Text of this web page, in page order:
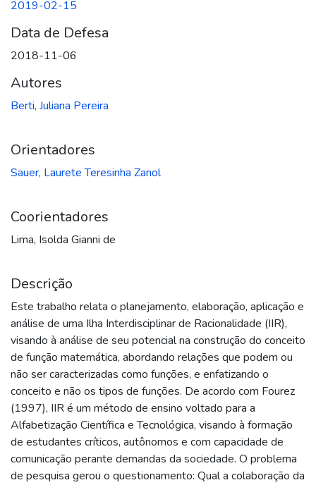
2019-02-15
Data de Defesa
2018-11-06
Autores
Berti, Juliana Pereira
Orientadores
Sauer, Laurete Teresinha Zanol
Coorientadores
Lima, Isolda Gianni de
Descrição
Este trabalho relata o planejamento, elaboração, aplicação e
análise de uma Ilha Interdisciplinar de Racionalidade (IIR),
visando à análise de seu potencial na construção do conceito
de função matemática, abordando relações que podem ou
não ser caracterizadas como funções, e enfatizando o
conceito e não os tipos de funções. De acordo com Fourez
(1997), IIR é um método de ensino voltado para a
Alfabetização Científica e Tecnológica, visando à formação
de estudantes críticos, autônomos e com capacidade de
comunicação perante demandas da sociedade. O problema
de pesquisa gerou o questionamento: Qual a colaboração da